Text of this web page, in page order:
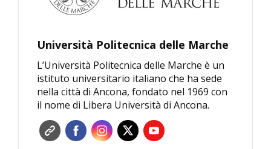
Università Politecnica delle Marche
L’Università Politecnica delle Marche è un
istituto universitario italiano che ha sede
nella città di Ancona, fondato nel 1969 con
il nome di Libera Università di Ancona.